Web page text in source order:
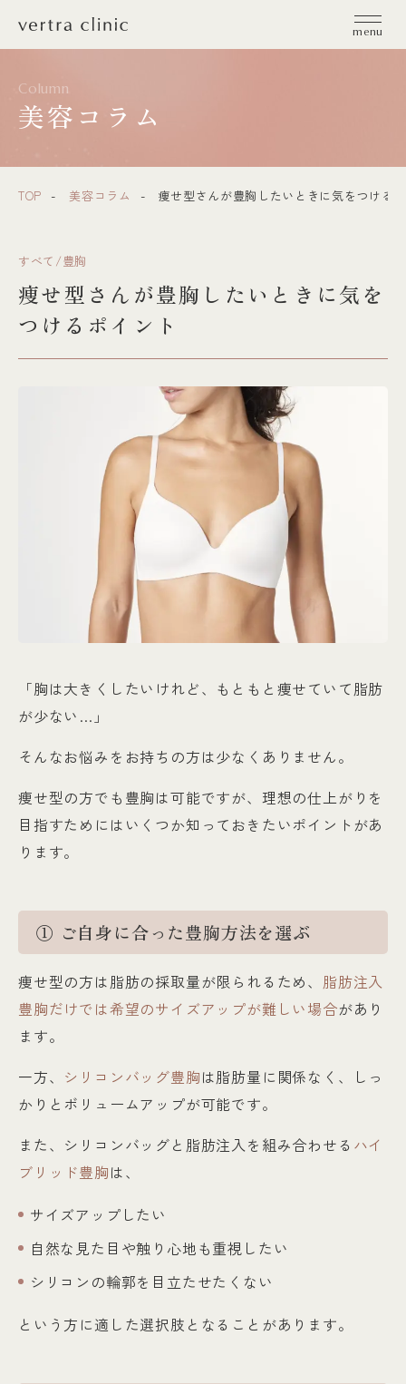
vertra clinic（ヴェルトラクリニック）
menu
Column
美容コラム
TOP 美容コラム 痩せ型さんが豊胸したいときに気をつける
すべて/豊胸
痩せ型さんが豊胸したいときに気を
つけるポイント
「胸は大きくしたいけれど、もともと痩せていて脂肪
が少ない…」
そんなお悩みをお持ちの方は少なくありません。
痩せ型の方でも豊胸は可能ですが、理想の仕上がりを
目指すためにはいくつか知っておきたいポイントがあ
ります。
① ご自身に合った豊胸方法を選ぶ
痩せ型の方は脂肪の採取量が限られるため、 脂肪注入
豊胸だけでは希望のサイズアップが難しい場合があり
ます。
一方、 シリコンバッグ豊胸は脂肪量に関係なく、しっ
かりとボリュームアップが可能です。
また、シリコンバッグと脂肪注入を組み合わせる ハイ
ブリッド豊胸は、
サイズアップしたい
自然な見た目や触り心地も重視したい
シリコンの輪郭を目立たせたくない
という方に適した選択肢となることがあります。